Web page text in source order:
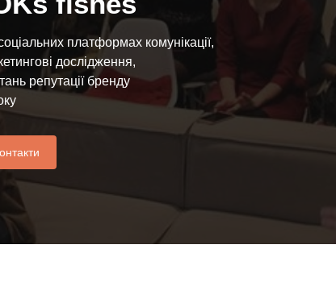
платформах комунікації,
дослідження,
репутації бренду